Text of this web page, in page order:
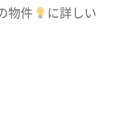
物件
に詳しい